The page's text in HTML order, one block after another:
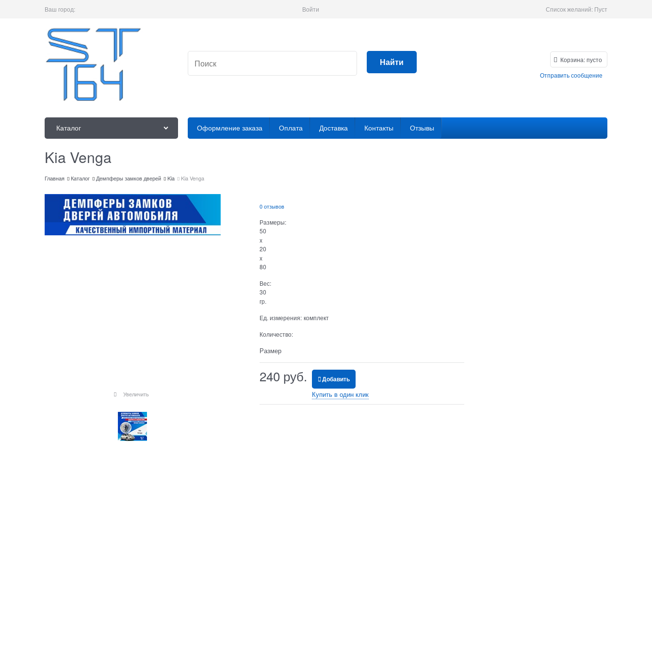
Ваш город: Войти Список желаний: Пуст
Найти Корзина:пусто
Отправить сообщение
Каталог Оформление заказа Оплата Доставка Контакты Отзывы
Kia Venga
Главная Каталог Демпферы замков дверей Kia Kia Venga
Увеличить
0 отзывов
Размеры:
50
x
20
x
80
Вес:
30
гр.
Ед. измерения: комплект
Количество:
Размер
240 руб. Добавить
Купить в один клик